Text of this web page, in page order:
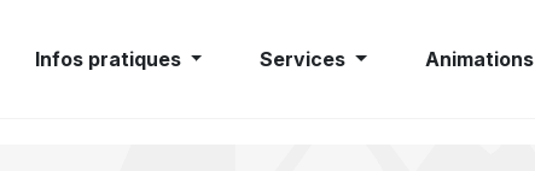
Infos pratiques Services Animations